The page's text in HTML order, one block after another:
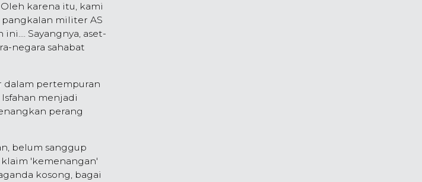
karena itu, kami
militer AS
Sayangnya, aset-
negara sahabat
dalam pertempuran
menjadi
perang
belum sanggup
'kemenangan'
kosong, bagai